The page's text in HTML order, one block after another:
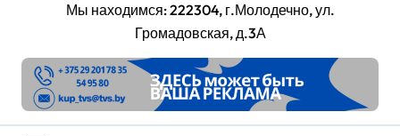
Мы находимся: 222304, г.Молодечно, ул.
Громадовская, д.3А